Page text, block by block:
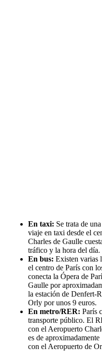
En taxi: Se trata de
viaje en taxi desde el
Charles de Gaulle
tráfico y la hora del día.
En bus: Existen varias
el centro de París con
conecta la Ópera de
Gaulle por
la estación de Denfert-
Orly por unos 9 euros.
En metro/RER: París
transporte público. El
con el Aeropuerto
es de
con el Aeropuerto de